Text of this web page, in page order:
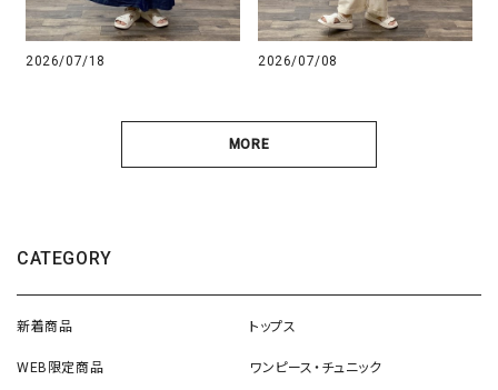
2026/07/18 2026/07/08
MORE
CATEGORY
新着商品
WEB限定商品
トップス
ワンピース・チュニック